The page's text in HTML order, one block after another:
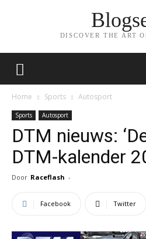
DISCOVER THE ART
Home Sports Autosport
Sports Autosport
DTM nieuws:
DTM-kalender
Door Raceflash -
Facebook Twitter